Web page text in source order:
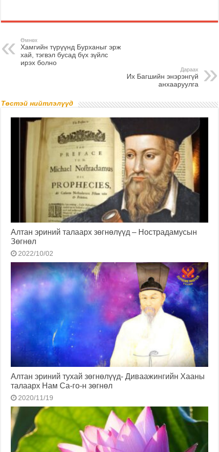
Өмнөх
Хамгийн түрүүнд Бурханыг эрж
хай, тэгвэл бусад бүх зүйлс
ирэх болно
Дараах
Их Багшийн энэрэнгүй
анхааруулга
Төстэй нийтлэлүүд
Алтан эриний талаарх зөгнөлүүд – Нострадамусын
Зөгнөл
2022/10/02
Алтан эриний тухай зөгнөлүүд- Диваажингийн Хааны
талаарх Нам Са-го-н зөгнөл
2020/11/19